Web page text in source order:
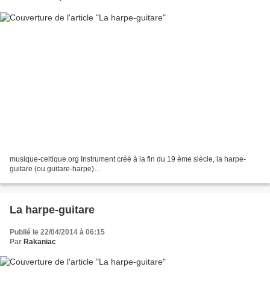
musique-celtique.org Instrument créé à la fin du 19 ème siècle, la harpe-
guitare (ou guitare-harpe)…
La harpe-guitare
Publié le 22/04/2014 à 06:15
Par Rakaniac